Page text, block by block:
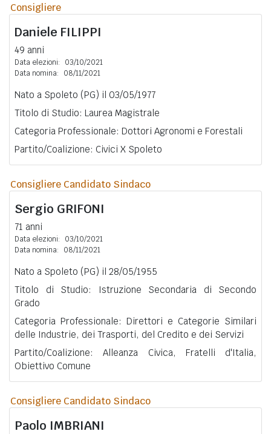
Consigliere
Daniele FILIPPI
49 anni
Data elezioni:
03/10/2021
Data nomina:
08/11/2021
Nato a Spoleto (PG) il 03/05/1977
Titolo di Studio: Laurea Magistrale
Categoria Professionale: Dottori Agronomi e Forestali
Partito/Coalizione: Civici X Spoleto
Consigliere Candidato Sindaco
Sergio GRIFONI
71 anni
Data elezioni:
03/10/2021
Data nomina:
08/11/2021
Nato a Spoleto (PG) il 28/05/1955
Titolo di Studio: Istruzione Secondaria di Secondo
Grado
Categoria Professionale: Direttori e Categorie Similari
delle Industrie, dei Trasporti, del Credito e dei Servizi
Partito/Coalizione: Alleanza Civica, Fratelli d'Italia,
Obiettivo Comune
Consigliere Candidato Sindaco
Paolo IMBRIANI